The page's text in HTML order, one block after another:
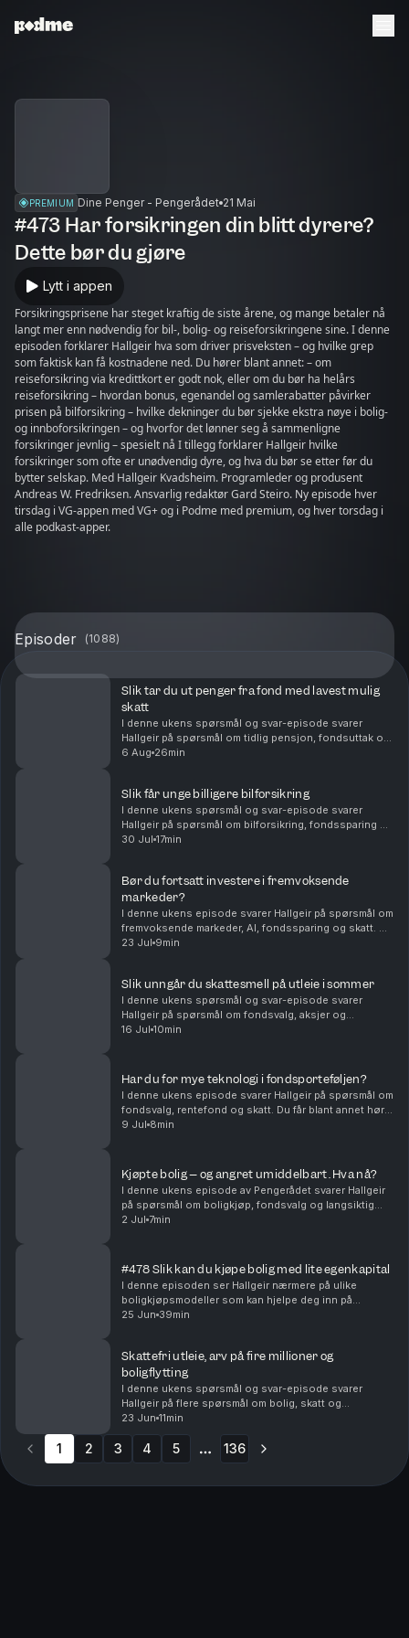
PREMIUM Dine Penger - Pengerådet 21 Mai
#473 Har forsikringen din blitt dyrere?
Dette bør du gjøre
Lytt i appen
Forsikringsprisene har steget kraftig de siste årene, og mange betaler nå
langt mer enn nødvendig for bil-, bolig- og reiseforsikringene sine. I denne
episoden forklarer Hallgeir hva som driver prisveksten – og hvilke grep
som faktisk kan få kostnadene ned. Du hører blant annet: – om
reiseforsikring via kredittkort er godt nok, eller om du bør ha helårs
reiseforsikring – hvordan bonus, egenandel og samlerabatter påvirker
prisen på bilforsikring – hvilke dekninger du bør sjekke ekstra nøye i bolig-
og innboforsikringen – og hvorfor det lønner seg å sammenligne
forsikringer jevnlig – spesielt nå I tillegg forklarer Hallgeir hvilke
forsikringer som ofte er unødvendig dyre, og hva du bør se etter før du
bytter selskap. Med Hallgeir Kvadsheim. Programleder og produsent
Andreas W. Fredriksen. Ansvarlig redaktør Gard Steiro. Ny episode hver
tirsdag i VG-appen med VG+ og i Podme med premium, og hver torsdag i
alle podkast-apper.
Episoder (1088)
Slik tar du ut penger fra fond med lavest mulig
skatt
I denne ukens spørsmål og svar-episode svarer
Hallgeir på spørsmål om tidlig pensjon, fondsuttak og
langsiktig sparing. Du får blant annet høre om: Hvor
6 Aug 26min
Slik får unge billigere bilforsikring
I denne ukens spørsmål og svar-episode svarer
Hallgeir på spørsmål om bilforsikring, fondssparing og
familieøkonomi. Du får blant annet høre om: Hvordan
30 Jul 17min
Bør du fortsatt investere i fremvoksende
markeder?
I denne ukens episode svarer Hallgeir på spørsmål om
fremvoksende markeder, AI, fondssparing og skatt. Du
får blant annet høre om: • Hvorfor fremvoksende
23 Jul 9min
Slik unngår du skattesmell på utleie i sommer
I denne ukens spørsmål og svar-episode svarer
Hallgeir på spørsmål om fondsvalg, aksjer og
skatteregler for utleie. Du får blant annet høre om: •
16 Jul 10min
Har du for mye teknologi i fondsporteføljen?
I denne ukens episode svarer Hallgeir på spørsmål om
fondsvalg, rentefond og skatt. Du får blant annet høre
om: • Hvordan du kan redusere teknologivekten i
9 Jul 8min
Kjøpte bolig – og angret umiddelbart. Hva nå?
I denne ukens episode av Pengerådet svarer Hallgeir
på spørsmål om boligkjøp, fondsvalg og langsiktig
sparing. Du får blant annet høre om: • Hva du bør gjøre
2 Jul 7min
#478 Slik kan du kjøpe bolig med lite egenkapital
I denne episoden ser Hallgeir nærmere på ulike
boligkjøpsmodeller som kan hjelpe deg inn på
boligmarkedet selv om egenkapitalen er liten – eller
25 Jun 39min
Skattefri utleie, arv på fire millioner og
boligflytting
I denne ukens spørsmål og svar-episode svarer
Hallgeir på flere spørsmål om bolig, skatt og
investeringer. Du får blant annet høre om: • Når utleie
av den andre delen av en tomannsbolig kan bli
skatte...
23 Jun 11min
1 2 3 4 5 136